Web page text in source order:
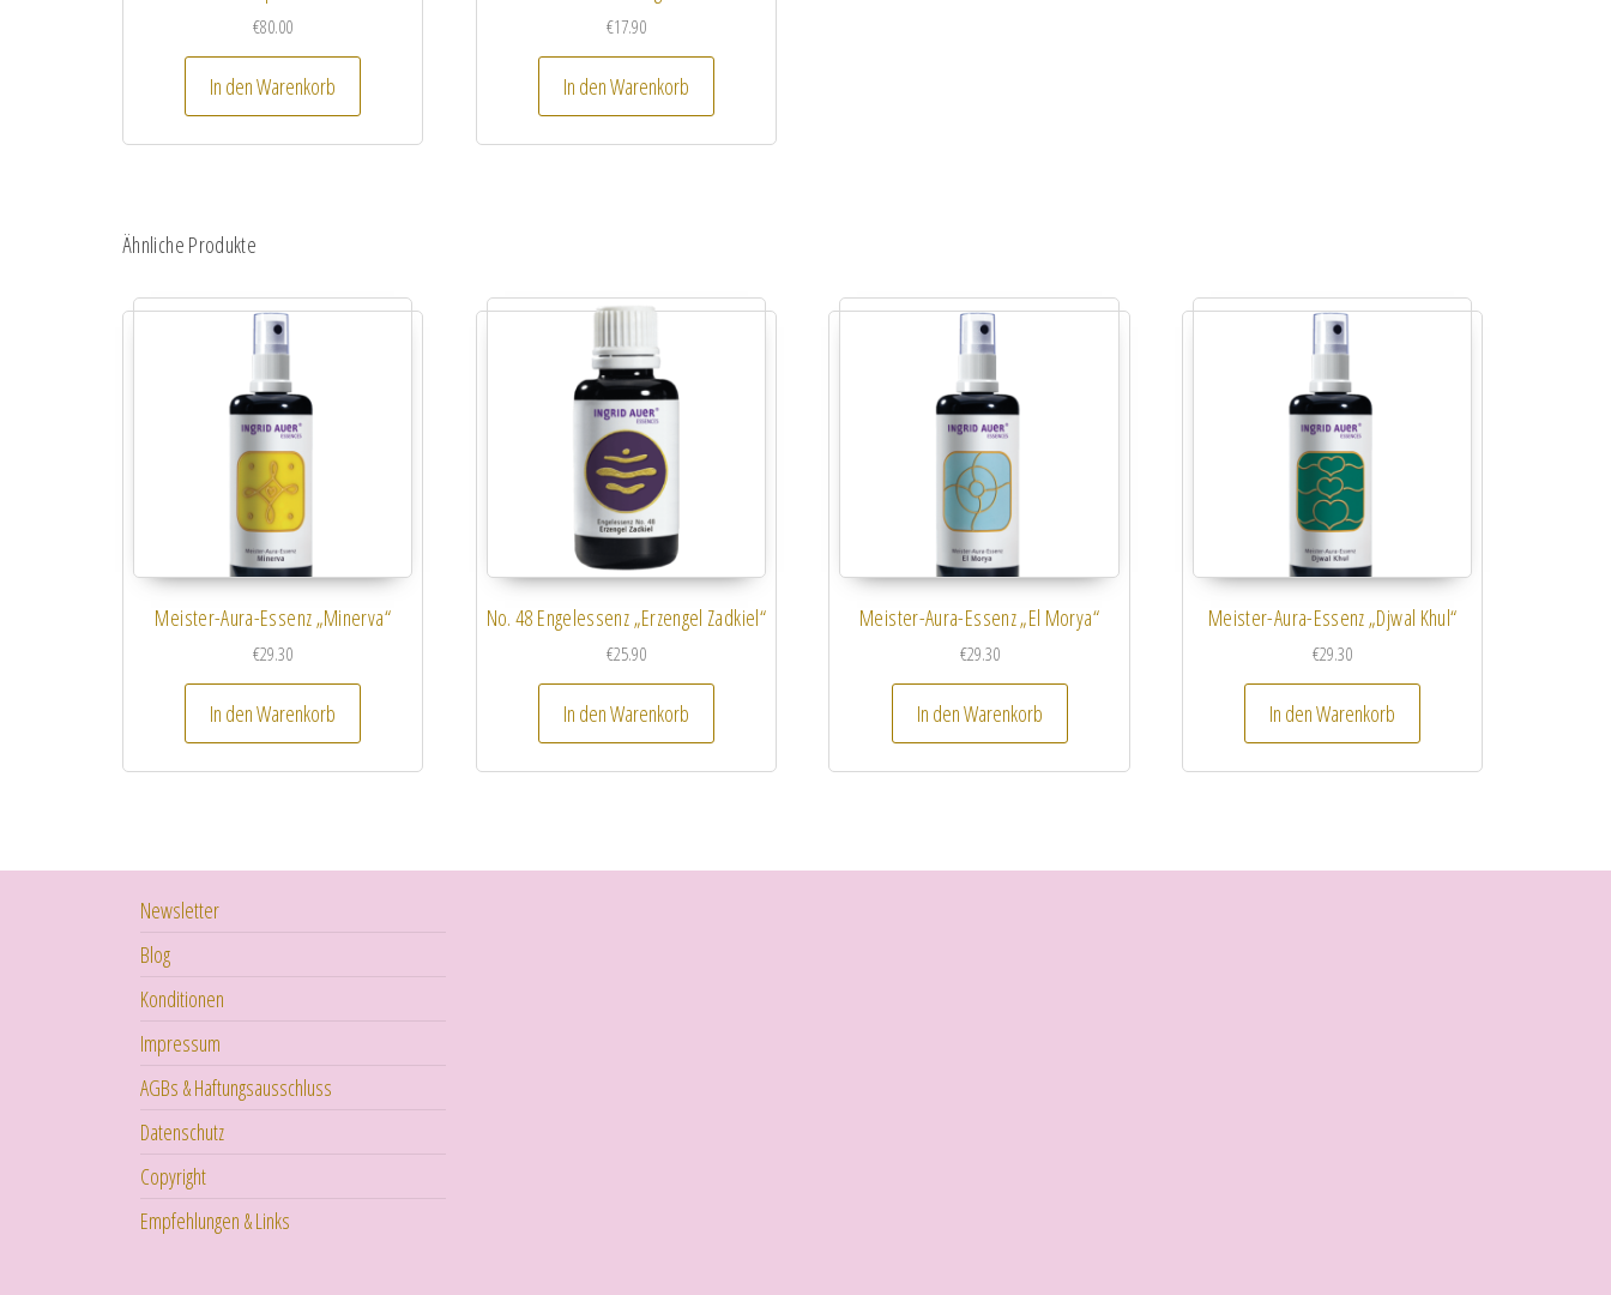
€80.00
In den Warenkorb
€17.90
In den Warenkorb
Ähnliche Produkte
Meister-Aura-Essenz „Minerva“
€29.30
In den Warenkorb
No. 48 Engelessenz „Erzengel Zadkiel“
€25.90
In den Warenkorb
Meister-Aura-Essenz „El Morya“
€29.30
In den Warenkorb
Meister-Aura-Essenz „Djwal Khul“
€29.30
In den Warenkorb
Newsletter
Blog
Konditionen
Impressum
AGBs & Haftungsausschluss
Datenschutz
Copyright
Empfehlungen & Links